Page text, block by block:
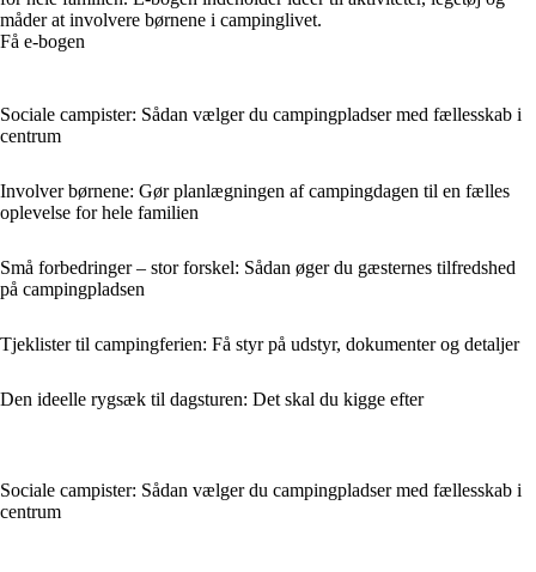
måder at involvere børnene i campinglivet.
Få e-bogen
Sociale campister: Sådan vælger du campingpladser med fællesskab i
centrum
Involver børnene: Gør planlægningen af campingdagen til en fælles
oplevelse for hele familien
Små forbedringer – stor forskel: Sådan øger du gæsternes tilfredshed
på campingpladsen
Tjeklister til campingferien: Få styr på udstyr, dokumenter og detaljer
Den ideelle rygsæk til dagsturen: Det skal du kigge efter
Sociale campister: Sådan vælger du campingpladser med fællesskab i
centrum